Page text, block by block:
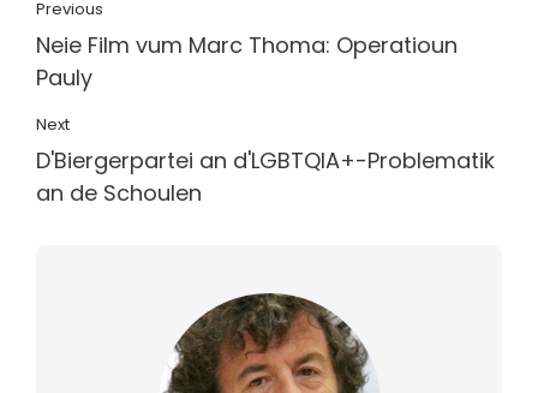
Previous
Neie Film vum Marc Thoma: Operatioun
Pauly
Next
D'Biergerpartei an d'LGBTQIA+-Problematik
an de Schoulen